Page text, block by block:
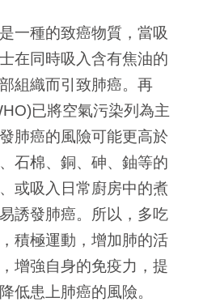
一種的致癌物質，當吸
在同時吸入含有焦油的
組織而引致肺癌。再
已將空氣污染列為主
肺癌的風險可能更高於
石棉、銅、砷、鈾等的
或吸入日常廚房中的煮
誘發肺癌。所以，多吃
積極運動，增加肺的活
增強自身的免疫力，提
低患上肺癌的風險。